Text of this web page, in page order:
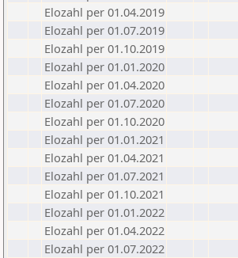
Elozahl per 01.04.2019
Elozahl per 01.07.2019
Elozahl per 01.10.2019
Elozahl per 01.01.2020
Elozahl per 01.04.2020
Elozahl per 01.07.2020
Elozahl per 01.10.2020
Elozahl per 01.01.2021
Elozahl per 01.04.2021
Elozahl per 01.07.2021
Elozahl per 01.10.2021
Elozahl per 01.01.2022
Elozahl per 01.04.2022
Elozahl per 01.07.2022